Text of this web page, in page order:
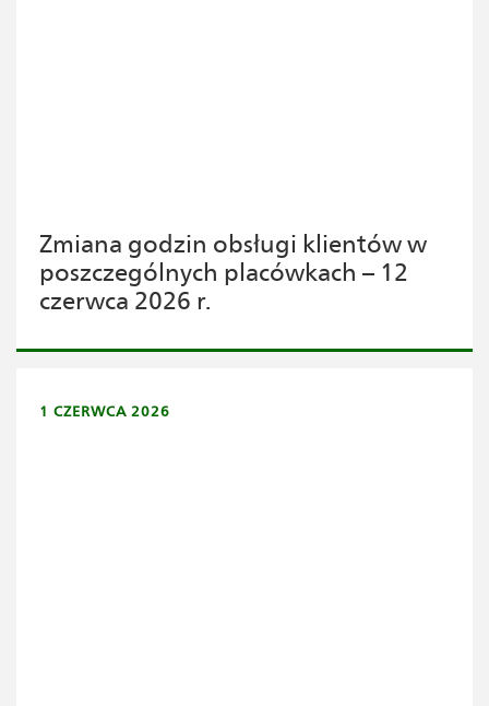
Zmiana godzin obsługi klientów w
poszczególnych placówkach – 12
czerwca 2026 r.
1 CZERWCA 2026